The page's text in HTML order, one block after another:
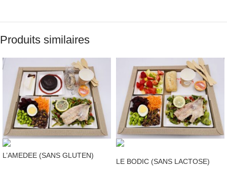
Produits similaires
L’AMEDEE (SANS GLUTEN)
LE BODIC (SANS LACTOSE)